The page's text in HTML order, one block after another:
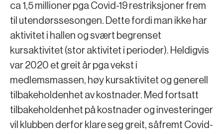
ca 1,5 millioner pga Covid-19 restriksjoner frem
til utendørssesongen. Dette fordi man ikke har
aktivitet i hallen og svært begrenset
kursaktivitet (stor aktivitet i perioder). Heldigvis
var 2020 et greit år pga vekst i
medlemsmassen, høy kursaktivitet og generell
tilbakeholdenhet av kostnader. Med fortsatt
tilbakeholdenhet på kostnader og investeringer
vil klubben derfor klare seg greit, såfremt Covid-